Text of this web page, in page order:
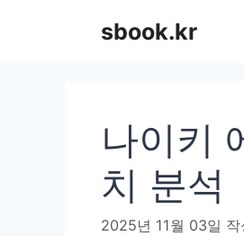
sbook.kr
나이키
치 분석
2025년 11월 03일 작